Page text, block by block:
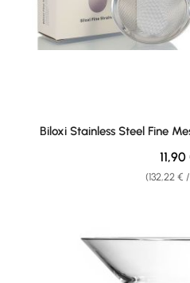
Biloxi Stainless Steel Fine
(132,22 €
11,90